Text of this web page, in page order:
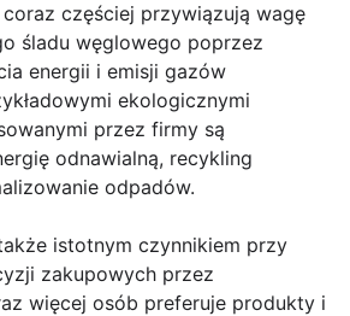
częściej przywiązują wagę
śladu węglowego poprzez
energii i emisji gazów
ekologicznymi
przez firmy są
odnawialną, recykling
odpadów.
istotnym czynnikiem przy
zakupowych przez
więcej osób preferuje produkty i